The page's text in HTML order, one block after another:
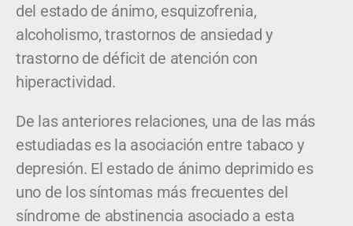
del estado de ánimo, esquizofrenia,
alcoholismo, trastornos de ansiedad y
trastorno de déficit de atención con
hiperactividad.
De las anteriores relaciones, una de las más
estudiadas es la asociación entre tabaco y
depresión. El estado de ánimo deprimido es
uno de los síntomas más frecuentes del
síndrome de abstinencia asociado a esta